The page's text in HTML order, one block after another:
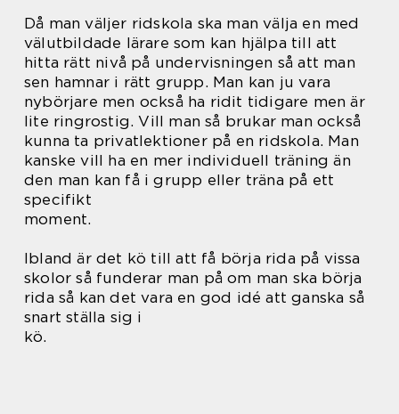
Då man väljer ridskola ska man välja en med
välutbildade lärare som kan hjälpa till att
hitta rätt nivå på undervisningen så att man
sen hamnar i rätt grupp. Man kan ju vara
nybörjare men också ha ridit tidigare men är
lite ringrostig. Vill man så brukar man också
kunna ta privatlektioner på en ridskola. Man
kanske vill ha en mer individuell träning än
den man kan få i grupp eller träna på ett
specifikt
moment.
Ibland är det kö till att få börja rida på vissa
skolor så funderar man på om man ska börja
rida så kan det vara en god idé att ganska så
snart ställa sig i
kö.